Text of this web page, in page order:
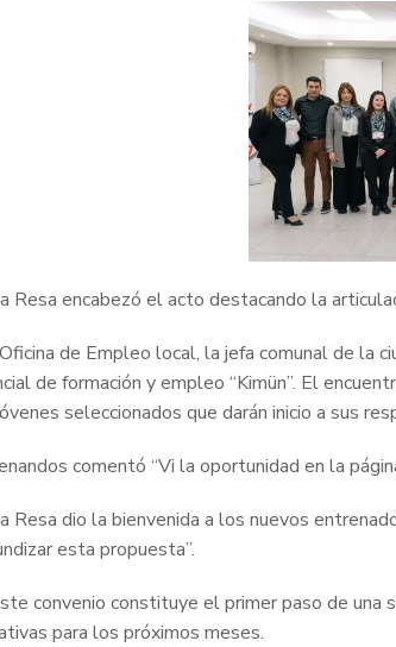
Resa encabezó el acto destacando la
de Empleo local, la jefa comunal de
de formación y empleo “Kimün”. El
seleccionados que darán inicio a sus
comentó “Vi la oportunidad en la
Resa dio la bienvenida a los nuevos
esta propuesta”.
convenio constituye el primer paso de una
para los próximos meses.